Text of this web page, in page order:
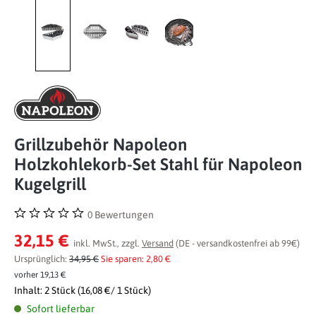
Grillzubehör Napoleon
Holzkohlekorb-Set Stahl für Napoleon
Kugelgrill
Durchschnittliche Bewertung von 0 von 5 Sternen
0 Bewertungen
32,15 € inkl. MwSt., zzgl. Versand (DE - versandkostenfrei ab 99€)
Ursprünglich: 34,95 € Sie sparen: 2,80 €
vorher 19,13 €
Inhalt: 2 Stück(16,08 €/ 1 Stück)
Sofort lieferbar